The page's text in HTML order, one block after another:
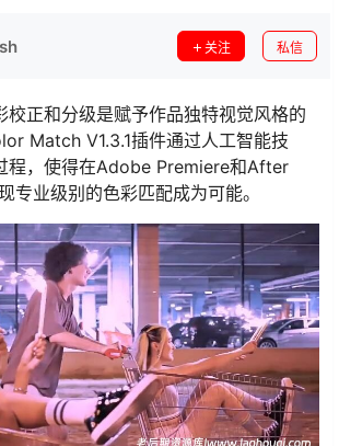
关注 私信
校正和分级是赋予作品独特视觉风格的
Match V1.3.1插件通过人工智能技
程，使得在Adobe Premiere和After
专业级别的色彩匹配成为可能。